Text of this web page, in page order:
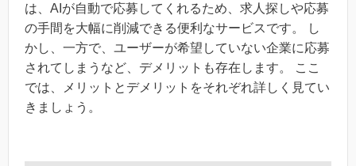
は、AIが自動で応募してくれるため、求人探しや応募
の手間を大幅に削減できる便利なサービスです。 し
かし、一方で、ユーザーが希望していない企業に応募
されてしまうなど、デメリットも存在します。 ここ
では、メリットとデメリットをそれぞれ詳しく見てい
きましょう。